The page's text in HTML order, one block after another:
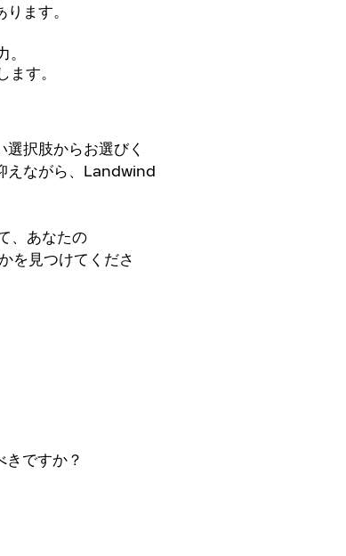
ます。
す。
択肢からお選びく
えながら、Landwind
、あなたの
を見つけてくださ
ですか？